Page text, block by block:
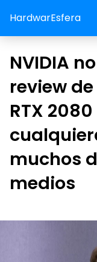
HardwarEsfera
NVIDIA
review
RTX
muchos
medios